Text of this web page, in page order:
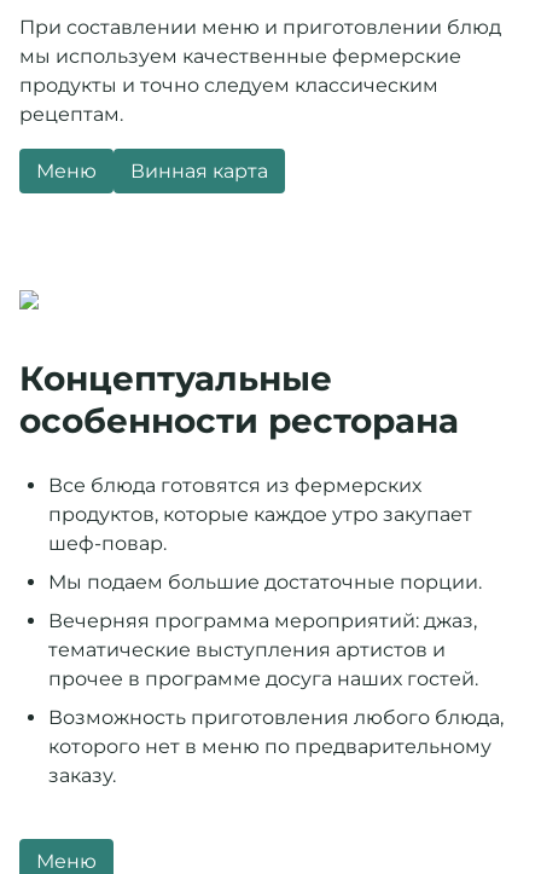
При составлении меню и приготовлении блюд
мы используем качественные фермерские
продукты и точно следуем классическим
рецептам.
Меню Винная карта
Концептуальные
особенности ресторана
Все блюда готовятся из фермерских
продуктов, которые каждое утро закупает
шеф-повар.
Мы подаем большие достаточные порции.
Вечерняя программа мероприятий: джаз,
тематические выступления артистов и
прочее в программе досуга наших гостей.
Возможность приготовления любого блюда,
которого нет в меню по предварительному
заказу.
Меню
наследия, боулинг (1 час). Развлекательная
программа (согласно анонсу).
31 декабря – завтрак (шведский стол), обед,
новогодний банкет с развлекательной программой,
барная карта (крепкий алкоголь в стоимость не
входит), развлекательная программа (согласно